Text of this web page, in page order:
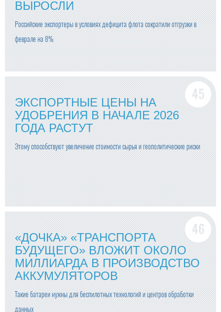
ВЫРОСЛИ
Российские экспортеры в условиях дефицита флота сократили отгрузки в
феврале на 8%
ЭКСПОРТНЫЕ ЦЕНЫ НА
УДОБРЕНИЯ В НАЧАЛЕ 2026
ГОДА РАСТУТ
Этому способствуют увеличение стоимости сырья и геополитические риски
«ДОЧКА» «ТРАНСПОРТА
БУДУЩЕГО» ВЛОЖИТ ОКОЛО
МИЛЛИАРДА В ПРОИЗВОДСТВО
АККУМУЛЯТОРОВ
Такие батареи нужны для беспилотных технологий и центров обработки
данных